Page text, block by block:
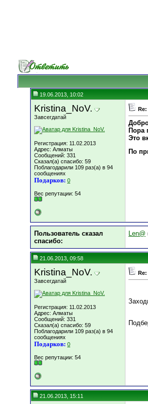
19.06.2013, 10:02
Kristina_NoV.
Завсегдатай
Регистрация: 11.02.2013
Адрес: Алматы
Сообщений: 331
Сказал(а) спасибо: 59
Поблагодарили 109 раз(а) в 94
сообщениях
Подарков: 0
Вес репутации: 54
Пора
Это
По
Пользователь сказал
cпасибо:
Len@
21.06.2013, 09:58
Kristina_NoV.
Завсегдатай
Регистрация: 11.02.2013
Адрес: Алматы
Сообщений: 331
Сказал(а) спасибо: 59
Поблагодарили 109 раз(а) в 94
сообщениях
Подарков: 0
Вес репутации: 54
21.06.2013, 15:11